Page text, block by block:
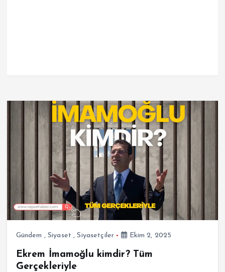
Gündem , Siyaset ,Siyasetçiler Ekim 2, 2025
Ekrem İmamoğlu kimdir? Tüm
Gerçekleriyle